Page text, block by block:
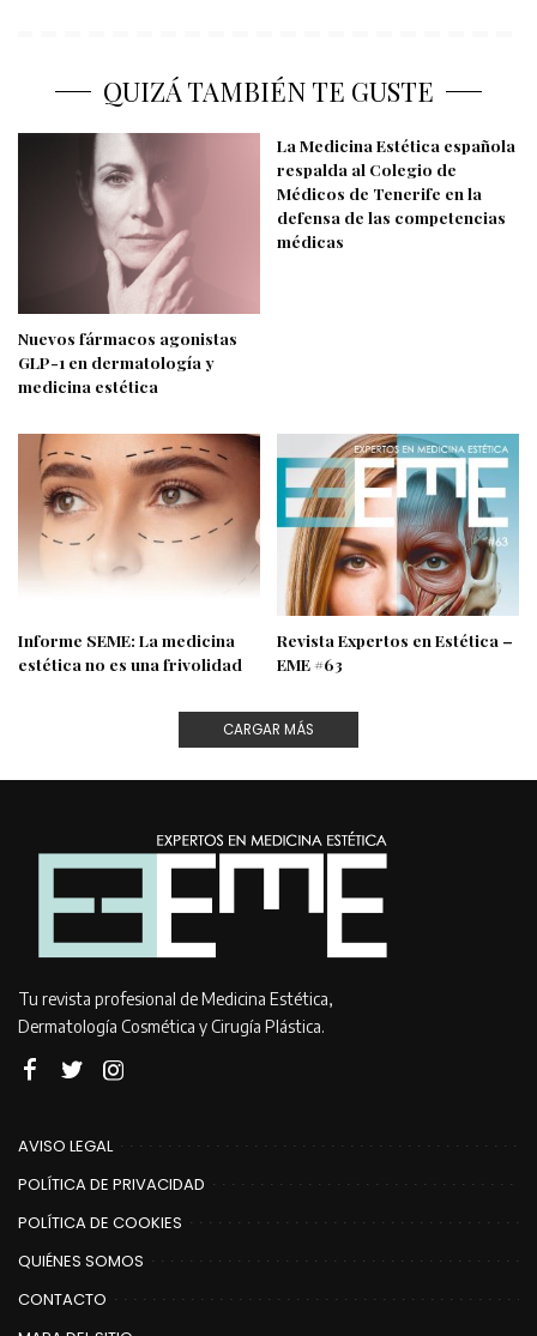
QUIZÁ TAMBIÉN TE GUSTE
Nuevos fármacos agonistas
GLP-1 en dermatología y
medicina estética
La Medicina Estética española
respalda al Colegio de
Médicos de Tenerife en la
defensa de las competencias
médicas
Informe SEME: La medicina
estética no es una frivolidad
Revista Expertos en Estética –
EME #63
CARGAR MÁS
Tu revista profesional de Medicina Estética,
Dermatología Cosmética y Cirugía Plástica.
AVISO LEGAL
POLÍTICA DE PRIVACIDAD
POLÍTICA DE COOKIES
QUIÉNES SOMOS
CONTACTO